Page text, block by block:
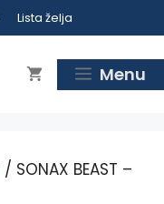
Lista želja
Menu
/ SONAX BEAST –